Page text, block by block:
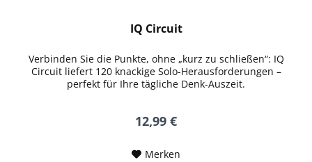
IQ Circuit
Verbinden Sie die Punkte, ohne „kurz zu schließen“: IQ
Circuit liefert 120 knackige Solo-Herausforderungen –
perfekt für Ihre tägliche Denk-Auszeit.
12,99 €
Merken